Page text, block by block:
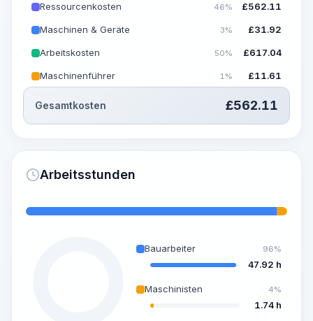
Ressourcenkosten 46% £562.11
Maschinen & Geräte 3% £31.92
Arbeitskosten 50% £617.04
Maschinenführer 1% £11.61
Gesamtkosten £562.11
Arbeitsstunden
Bauarbeiter 96%
47.92 h
Maschinisten 4%
1.74 h